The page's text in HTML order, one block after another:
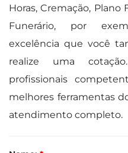
Horas, Cremação, Plano
Funerário, por
excelência que você
realize uma
profissionais
melhores ferramentas
atendimento completo.